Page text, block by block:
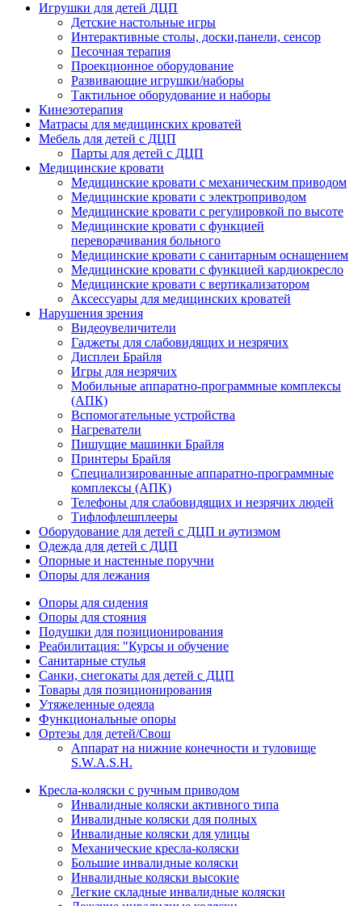
Игрушки для детей ДЦП
Детские настольные игры
Интерактивные столы, доски,панели, сенсор
Песочная терапия
Проекционное оборудование
Развивающие игрушки/наборы
Тактильное оборудование и наборы
Кинезотерапия
Матрасы для медицинских кроватей
Мебель для детей с ДЦП
Парты для детей с ДЦП
Медицинские кровати
Медицинские кровати с механическим приводом
Медицинские кровати с электроприводом
Медицинские кровати с регулировкой по высоте
Медицинские кровати с функцией
переворачивания больного
Медицинские кровати с санитарным оснащением
Медицинские кровати с функцией кардиокресло
Медицинские кровати с вертикализатором
Аксессуары для медицинских кроватей
Нарушения зрения
Видеоувеличители
Гаджеты для слабовидящих и незрячих
Дисплеи Брайля
Игры для незрячих
Мобильные аппаратно-программные комплексы
(АПК)
Вспомогательные устройства
Нагреватели
Пишущие машинки Брайля
Принтеры Брайля
Специализированные аппаратно-программные
комплексы (АПК)
Телефоны для слабовидящих и незрячих людей
Тифлофлешплееры
Оборудование для детей с ДЦП и аутизмом
Одежда для детей с ДЦП
Опорные и настенные поручни
Опоры для лежания
Опоры для сидения
Опоры для стояния
Подушки для позиционирования
Реабилитация: "Курсы и обучение
Санитарные стулья
Санки, снегокаты для детей с ДЦП
Товары для позиционирования
Утяжеленные одеяла
Функциональные опоры
Ортезы для детей/Свош
Аппарат на нижние конечности и туловище
S.W.A.S.H.
Кресла-коляски с ручным приводом
Инвалидные коляски активного типа
Инвалидные коляски для полных
Инвалидные коляски для улицы
Механические кресла-коляски
Большие инвалидные коляски
Инвалидные коляски высокие
Легкие складные инвалидные коляски